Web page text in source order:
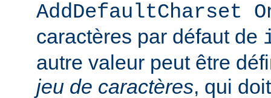
AddDefaultCharset
caractères par défaut de
autre valeur peut être
jeu de caractères, qui